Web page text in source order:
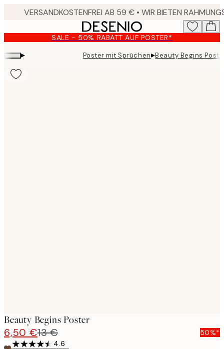
content.
SALE - 50% RABATT AUF POSTER*
▸ Poster mit Sprüchen▸Beauty Begins
Beauty Begins Poster
6,50 €13 €
50%*
4.6